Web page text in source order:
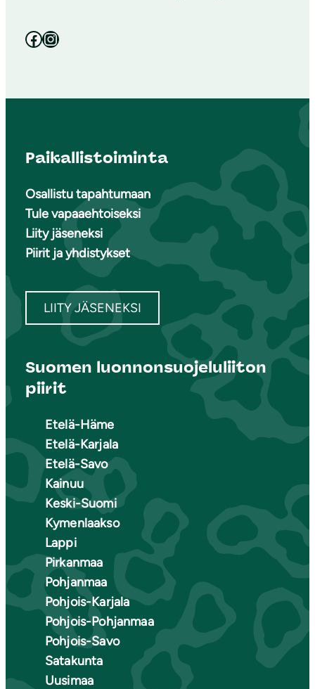
Facebook Instagram
Paikallistoiminta
Osallistu tapahtumaan
Tule vapaaehtoiseksi
Liity jäseneksi
Piirit ja yhdistykset
LIITY JÄSENEKSI
Suomen luonnonsuojeluliiton
piirit
Etelä-Häme
Etelä-Karjala
Etelä-Savo
Kainuu
Keski-Suomi
Kymenlaakso
Lappi
Pirkanmaa
Pohjanmaa
Pohjois-Karjala
Pohjois-Pohjanmaa
Pohjois-Savo
Satakunta
Uusimaa